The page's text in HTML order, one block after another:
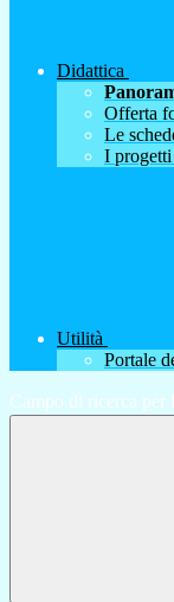
Didattica
Offerta
Le
I progetti
Utilità
Portale
Campo di ricerca per